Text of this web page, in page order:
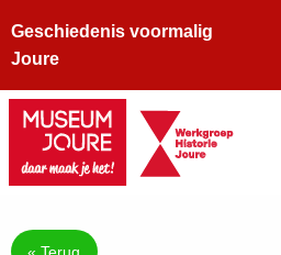
Geschiedenis voormalig
Joure